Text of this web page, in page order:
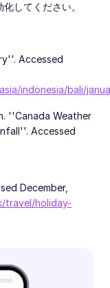
してください。
Accessed
indonesia/bali/
''Canada Weather
Accessed
December,
travel/holiday-